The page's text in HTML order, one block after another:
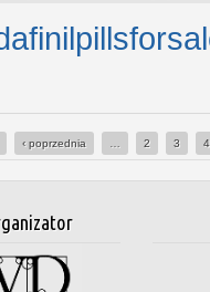
‹ poprzednia 2 3 4